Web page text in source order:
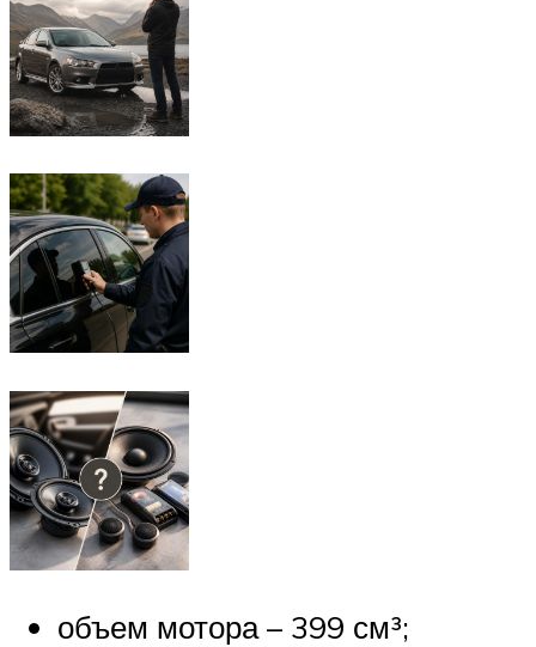
объем мотора – 399 см³;